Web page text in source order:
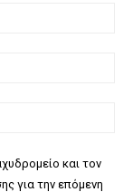
και τον
για την επόμενη